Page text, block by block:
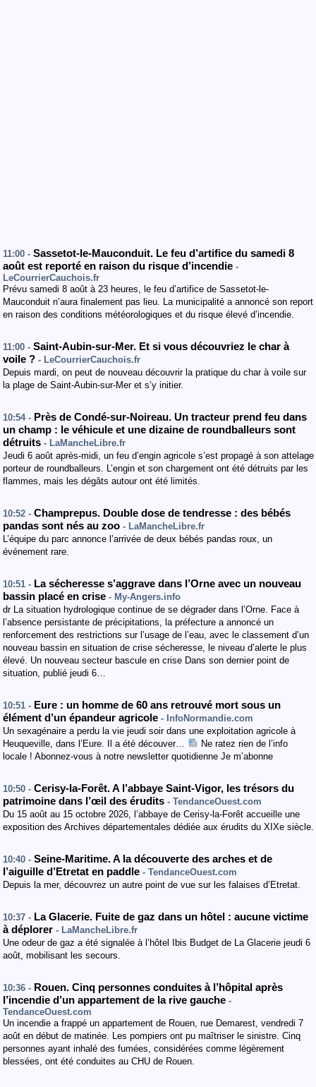
11:00 - Sassetot-le-Mauconduit. Le feu d’artifice du samedi 8
août est reporté en raison du risque d’incendie -
LeCourrierCauchois.fr
Prévu samedi 8 août à 23 heures, le feu d’artifice de Sassetot-le-
Mauconduit n’aura finalement pas lieu. La municipalité a annoncé son report
en raison des conditions météorologiques et du risque élevé d’incendie.
11:00 - Saint-Aubin-sur-Mer. Et si vous découvriez le char à
voile ? - LeCourrierCauchois.fr
Depuis mardi, on peut de nouveau découvrir la pratique du char à voile sur
la plage de Saint-Aubin-sur-Mer et s’y initier.
10:54 - Près de Condé-sur-Noireau. Un tracteur prend feu dans
un champ : le véhicule et une dizaine de roundballeurs sont
détruits - LaMancheLibre.fr
Jeudi 6 août après-midi, un feu d’engin agricole s’est propagé à son attelage
porteur de roundballeurs. L’engin et son chargement ont été détruits par les
flammes, mais les dégâts autour ont été limités.
10:52 - Champrepus. Double dose de tendresse : des bébés
pandas sont nés au zoo - LaMancheLibre.fr
L’équipe du parc annonce l’arrivée de deux bébés pandas roux, un
événement rare.
10:51 - La sécheresse s’aggrave dans l’Orne avec un nouveau
bassin placé en crise - My-Angers.info
dr La situation hydrologique continue de se dégrader dans l’Orne. Face à
l’absence persistante de précipitations, la préfecture a annoncé un
renforcement des restrictions sur l’usage de l’eau, avec le classement d’un
nouveau bassin en situation de crise sécheresse, le niveau d’alerte le plus
élevé. Un nouveau secteur bascule en crise Dans son dernier point de
situation, publié jeudi 6…
10:51 - Eure : un homme de 60 ans retrouvé mort sous un
élément d’un épandeur agricole - InfoNormandie.com
Un sexagénaire a perdu la vie jeudi soir dans une exploitation agricole à
Heuqueville, dans l’Eure. Il a été découver…
Ne ratez rien de l’info
locale ! Abonnez-vous à notre newsletter quotidienne Je m’abonne
10:50 - Cerisy-la-Forêt. A l’abbaye Saint-Vigor, les trésors du
patrimoine dans l’œil des érudits - TendanceOuest.com
Du 15 août au 15 octobre 2026, l’abbaye de Cerisy-la-Forêt accueille une
exposition des Archives départementales dédiée aux érudits du XIXe siècle.
10:40 - Seine-Maritime. A la découverte des arches et de
l’aiguille d’Etretat en paddle - TendanceOuest.com
Depuis la mer, découvrez un autre point de vue sur les falaises d’Etretat.
10:37 - La Glacerie. Fuite de gaz dans un hôtel : aucune victime
à déplorer - LaMancheLibre.fr
Une odeur de gaz a été signalée à l’hôtel Ibis Budget de La Glacerie jeudi 6
août, mobilisant les secours.
10:36 - Rouen. Cinq personnes conduites à l’hôpital après
l’incendie d’un appartement de la rive gauche -
TendanceOuest.com
Un incendie a frappé un appartement de Rouen, rue Demarest, vendredi 7
août en début de matinée. Les pompiers ont pu maîtriser le sinistre. Cinq
personnes ayant inhalé des fumées, considérées comme légèrement
blessées, ont été conduites au CHU de Rouen.